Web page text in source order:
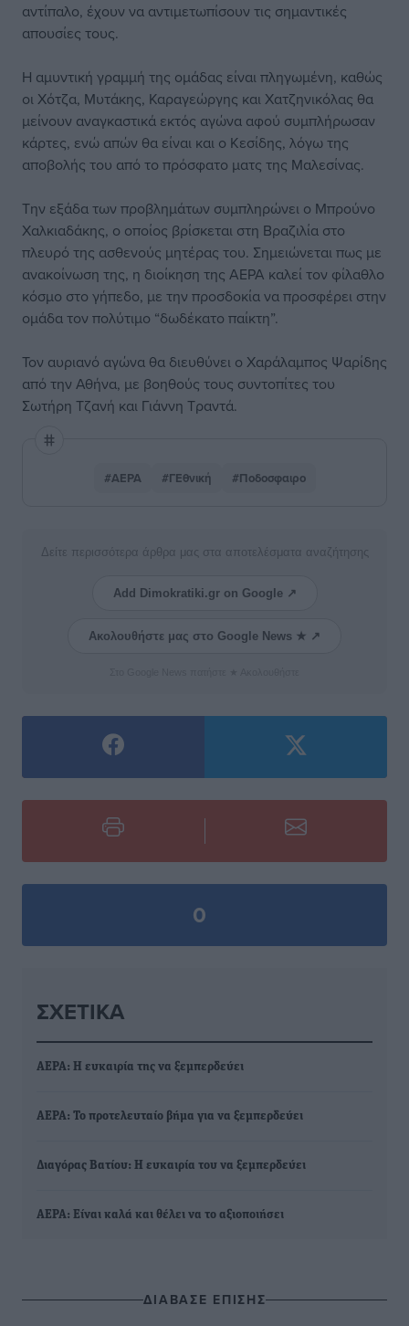
αντίπαλο, έχουν να αντιμετωπίσουν τις σημαντικές
απουσίες τους.
Η αμυντική γραμμή της ομάδας είναι πληγωμένη, καθώς
οι Χότζα, Μυτάκης, Καραγεώργης και Χατζηνικόλας θα
μείνουν αναγκαστικά εκτός αγώνα αφού συμπλήρωσαν
κάρτες, ενώ απών θα είναι και ο Κεσίδης, λόγω της
αποβολής του από το πρόσφατο ματς της Μαλεσίνας.
Την εξάδα των προβλημάτων συμπληρώνει ο Μπρούνο
Χαλκιαδάκης, ο οποίος βρίσκεται στη Βραζιλία στο
πλευρό της ασθενούς μητέρας του. Σημειώνεται πως με
ανακοίνωση της, η διοίκηση της ΑΕΡΑ καλεί τον φίλαθλο
κόσμο στο γήπεδο, με την προσδοκία να προσφέρει στην
ομάδα τον πολύτιμο “δωδέκατο παίκτη”.
Τον αυριανό αγώνα θα διευθύνει ο Χαράλαμπος Ψαρίδης
από την Αθήνα, με βοηθούς τους συντοπίτες του
Σωτήρη Τζανή και Γιάννη Τραντά.
#ΑΕΡΑ #ΓΕθνική #Ποδοσφαιρο
Δείτε περισσότερα άρθρα μας στα αποτελέσματα αναζήτησης
Add Dimokratiki.gr on Google ↗
Ακολουθήστε μας στο Google News ★ ↗
0
ΣΧΕΤΙΚΆ
ΑΕΡΑ: Η ευκαιρία της να ξεμπερδεύει
ΑΕΡΑ: Το προτελευταίο βήμα για να ξεμπερδεύει
Διαγόρας Βατίου: Η ευκαιρία του να ξεμπερδεύει
ΑΕΡΑ: Είναι καλά και θέλει να το αξιοποιήσει
ΔΙΑΒΑΣΕ ΕΠΙΣΗΣ